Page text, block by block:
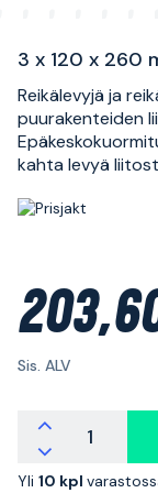
3 x 120 x 260
Reikälevyjä ja
puurakenteiden
kahta levyä
Sis. ALV
Yli 10 kpl